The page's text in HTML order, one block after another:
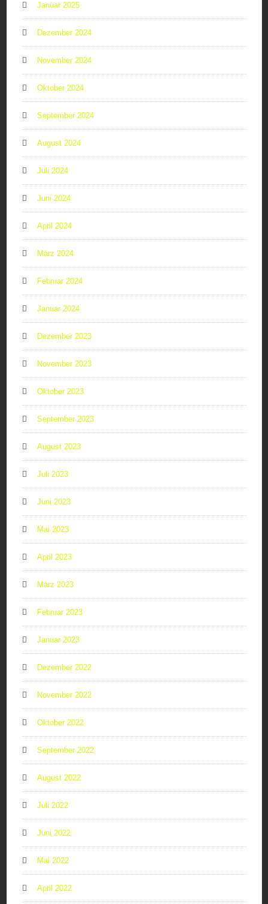
Januar 2025
Dezember 2024
November 2024
Oktober 2024
September 2024
August 2024
Juli 2024
Juni 2024
April 2024
März 2024
Februar 2024
Januar 2024
Dezember 2023
November 2023
Oktober 2023
September 2023
August 2023
Juli 2023
Juni 2023
Mai 2023
April 2023
März 2023
Februar 2023
Januar 2023
Dezember 2022
November 2022
Oktober 2022
September 2022
August 2022
Juli 2022
Juni 2022
Mai 2022
April 2022